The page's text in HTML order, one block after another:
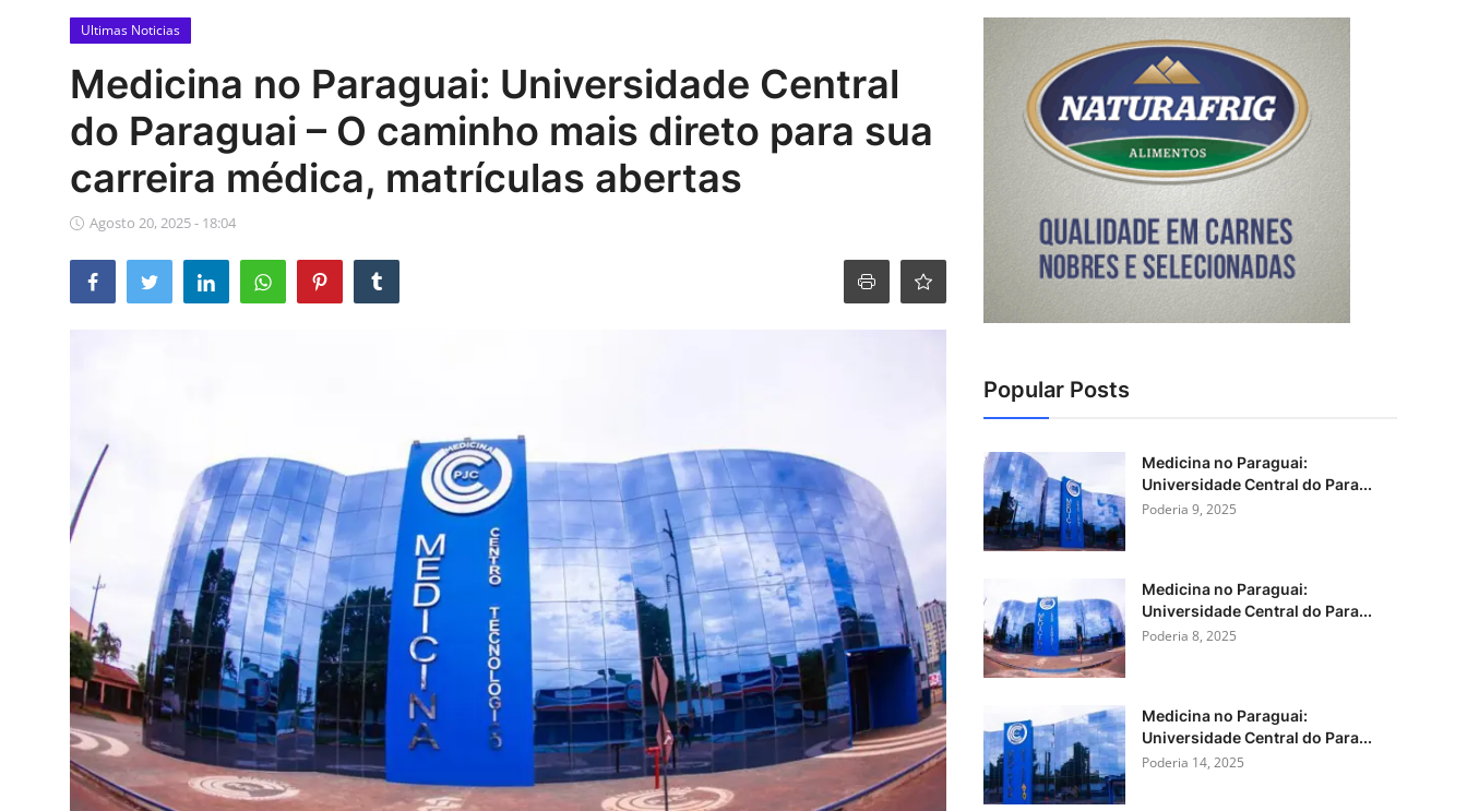
Politica
Educação
Cultura
Galeria
Ultimas Noticias
Medicina no Paraguai: Universidade Central
do Paraguai – O caminho mais direto para sua
carreira médica, matrículas abertas
Agosto 20, 2025 - 18:04
Popular Posts
Medicina no Paraguai:
Universidade Central do Para...
Poderia 9, 2025
Medicina no Paraguai:
Universidade Central do Para...
Poderia 8, 2025
Medicina no Paraguai:
Universidade Central do Para...
Poderia 14, 2025